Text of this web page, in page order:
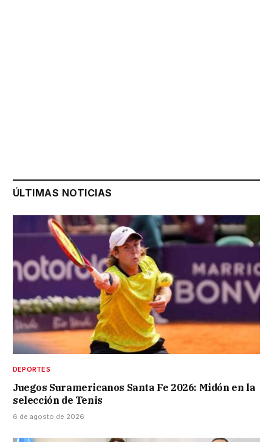
ÚLTIMAS NOTICIAS
DEPORTES
Juegos Suramericanos Santa Fe 2026: Midón en la
selección de Tenis
6 de agosto de 2026